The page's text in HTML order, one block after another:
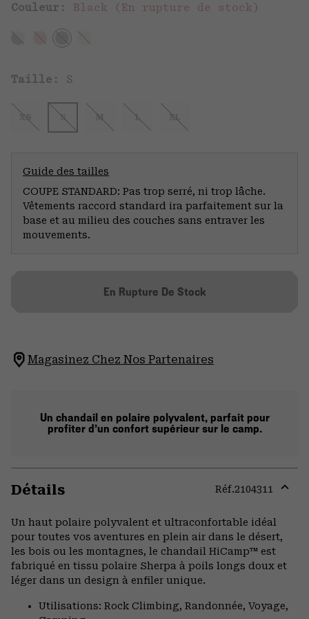
Couleur: Black (En rupture de stock)
Taille: S
XS S M L XL
Guide des tailles
COUPE STANDARD: Pas trop serré, ni trop lâche.
Vêtements raccord standard ira parfaitement sur la
base et au milieu des couches sans entraver les
mouvements.
En Rupture De Stock
Magasinez Chez Nos Partenaires
Un chandail en polaire polyvalent, parfait pour
profiter d’un confort supérieur sur le camp.
Détails Réf.2104311
Un haut polaire polyvalent et ultraconfortable idéal
pour toutes vos aventures en plein air dans le désert,
les bois ou les montagnes, le chandail HiCamp™ est
fabriqué en tissu polaire Sherpa à poils longs doux et
léger dans un design à enfiler unique.
Utilisations: Rock Climbing, Randonnée, Voyage,